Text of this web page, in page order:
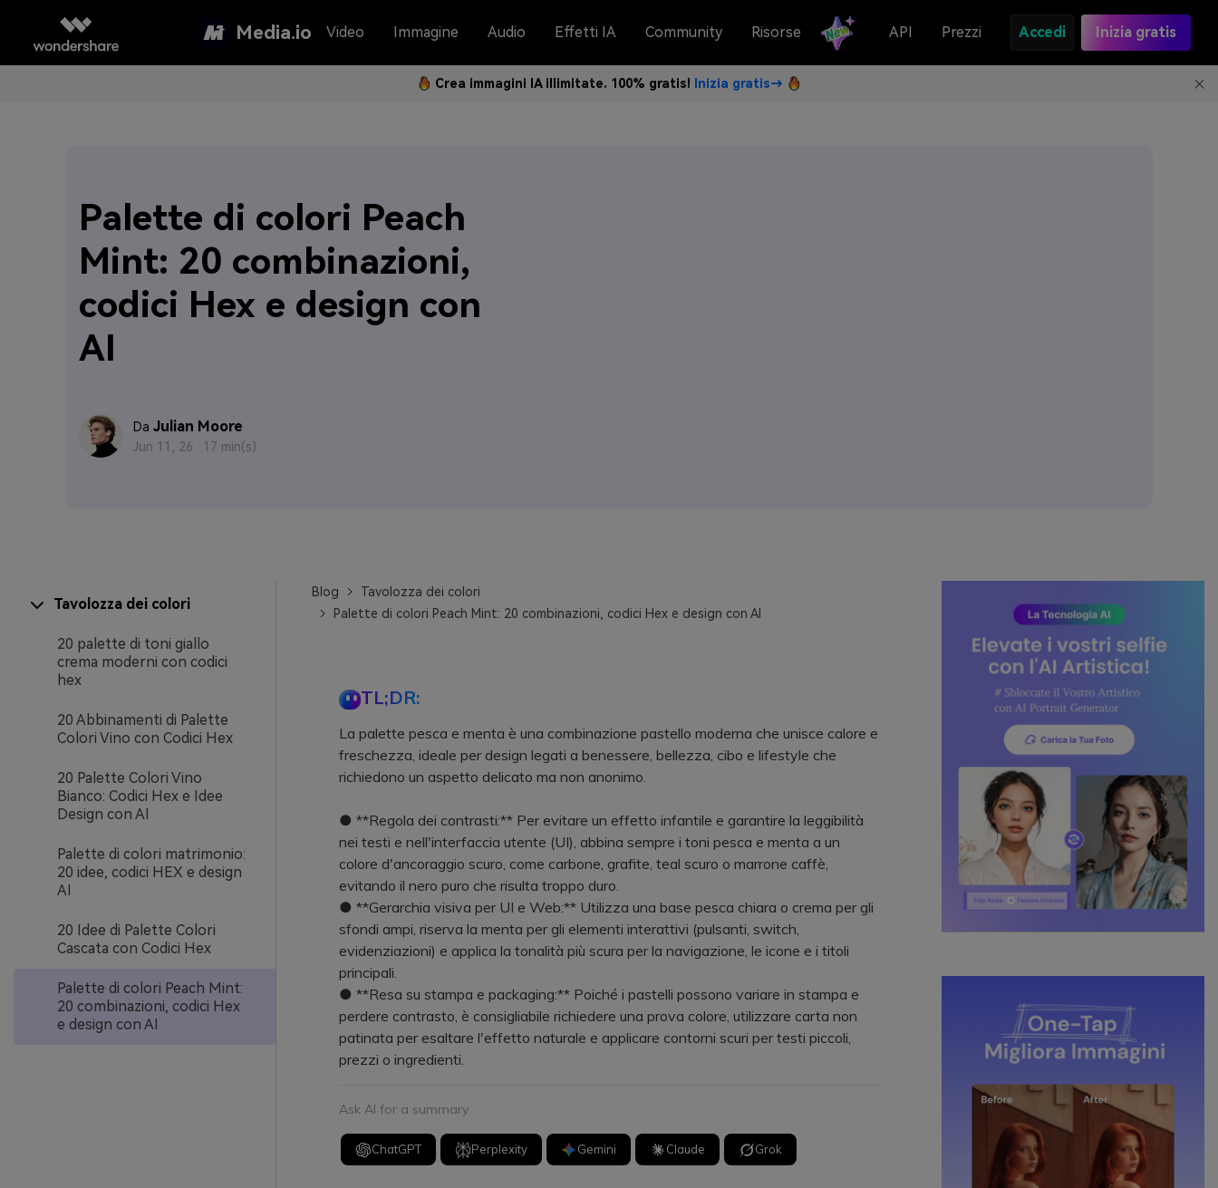
Media.io Video Immagine Audio Effetti IA Community Risorse API Prezzi Accedi Inizia gratis
Crea immagini IA illimitate. 100% gratis! Inizia gratis→
Palette di colori Peach
Mint: 20 combinazioni,
codici Hex e design con
AI
Da Julian Moore
Jun 11, 26 · 17 min(s)
Tavolozza dei colori
20 palette di toni giallo
crema moderni con codici
hex
20 Abbinamenti di Palette
Colori Vino con Codici Hex
20 Palette Colori Vino
Bianco: Codici Hex e Idee
Design con AI
Palette di colori matrimonio:
20 idee, codici HEX e design
AI
20 Idee di Palette Colori
Cascata con Codici Hex
Palette di colori Peach Mint:
20 combinazioni, codici Hex
e design con AI
Blog
Tavolozza dei colori
Palette di colori Peach Mint: 20 combinazioni, codici Hex e design con AI
TL;DR:
La palette pesca e menta è una combinazione pastello moderna che unisce calore e
freschezza, ideale per design legati a benessere, bellezza, cibo e lifestyle che
richiedono un aspetto delicato ma non anonimo.
● **Regola dei contrasti:** Per evitare un effetto infantile e garantire la leggibilità
nei testi e nell'interfaccia utente (UI), abbina sempre i toni pesca e menta a un
colore d'ancoraggio scuro, come carbone, grafite, teal scuro o marrone caffè,
evitando il nero puro che risulta troppo duro.
● **Gerarchia visiva per UI e Web:** Utilizza una base pesca chiara o crema per gli
sfondi ampi, riserva la menta per gli elementi interattivi (pulsanti, switch,
evidenziazioni) e applica la tonalità più scura per la navigazione, le icone e i titoli
principali.
● **Resa su stampa e packaging:** Poiché i pastelli possono variare in stampa e
perdere contrasto, è consigliabile richiedere una prova colore, utilizzare carta non
patinata per esaltare l'effetto naturale e applicare contorni scuri per testi piccoli,
prezzi o ingredienti.
Ask AI for a summary
ChatGPT Perplexity Gemini Claude Grok